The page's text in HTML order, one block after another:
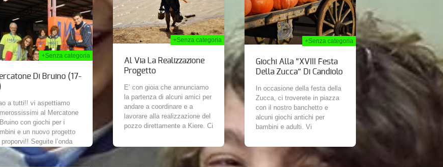
+Senza categoria
Di Bruino (17-
a tutti!! vi aspettiamo
al Mercatone
con giochi per i
e un nuovo progetto
proporvi!! Seguite l’onda
di imiut!! Non
+Senza categoria
Al Via La Realizzazione
Progetto
E’ con gioia che annunciamo
la partenza di alcuni amici per
andare a coordinare e a
lavorare alla realizzazione del
pozzo direttamente a Kiere. Ci
+Senza categoria
Giochi Alla “XVIII Festa
Della Zucca” Di Candiolo
In occasione della festa della
Zucca, ci troverete in piazza
con il nostro banchetto e
alcuni giochi antichi per
bambini e adulti. Vi